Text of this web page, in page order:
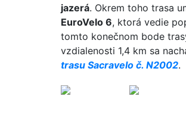
jazerá. Okrem toho trasa
EuroVelo 6, ktorá vedie
tomto konečnom bode
vzdialenosti 1,4 km sa
trasu Sacravelo č. N2002.